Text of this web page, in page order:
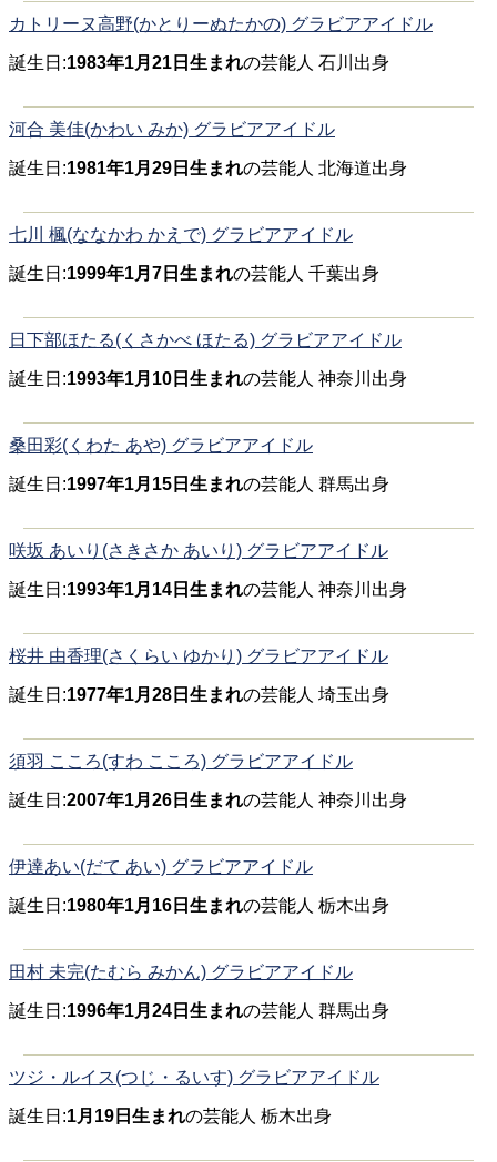
カトリーヌ高野(かとりーぬたかの) グラビアアイドル
誕生日:1983年1月21日生まれの芸能人 石川出身
河合 美佳(かわい みか) グラビアアイドル
誕生日:1981年1月29日生まれの芸能人 北海道出身
七川 楓(ななかわ かえで) グラビアアイドル
誕生日:1999年1月7日生まれの芸能人 千葉出身
日下部ほたる(くさかべ ほたる) グラビアアイドル
誕生日:1993年1月10日生まれの芸能人 神奈川出身
桑田彩(くわた あや) グラビアアイドル
誕生日:1997年1月15日生まれの芸能人 群馬出身
咲坂 あいり(さきさか あいり) グラビアアイドル
誕生日:1993年1月14日生まれの芸能人 神奈川出身
桜井 由香理(さくらい ゆかり) グラビアアイドル
誕生日:1977年1月28日生まれの芸能人 埼玉出身
須羽 こころ(すわ こころ) グラビアアイドル
誕生日:2007年1月26日生まれの芸能人 神奈川出身
伊達あい(だて あい) グラビアアイドル
誕生日:1980年1月16日生まれの芸能人 栃木出身
田村 未完(たむら みかん) グラビアアイドル
誕生日:1996年1月24日生まれの芸能人 群馬出身
ツジ・ルイス(つじ・るいす) グラビアアイドル
誕生日:1月19日生まれの芸能人 栃木出身